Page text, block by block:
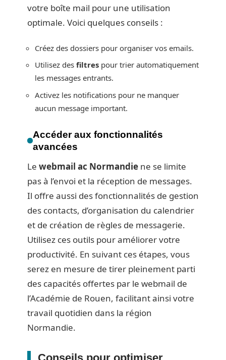
votre boîte mail pour une utilisation
optimale. Voici quelques conseils :
Créez des dossiers pour organiser vos emails.
Utilisez des filtres pour trier automatiquement
les messages entrants.
Activez les notifications pour ne manquer
aucun message important.
Accéder aux fonctionnalités
avancées
Le webmail ac Normandie ne se limite
pas à l’envoi et la réception de messages.
Il offre aussi des fonctionnalités de gestion
des contacts, d’organisation du calendrier
et de création de règles de messagerie.
Utilisez ces outils pour améliorer votre
productivité. En suivant ces étapes, vous
serez en mesure de tirer pleinement parti
des capacités offertes par le webmail de
l’Académie de Rouen, facilitant ainsi votre
travail quotidien dans la région
Normandie.
Conseils pour optimiser